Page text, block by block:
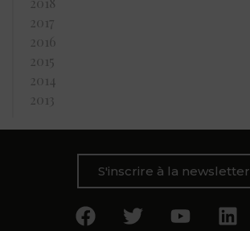
2017
2016
2015
2014
2013
S'inscrire à la newsletter